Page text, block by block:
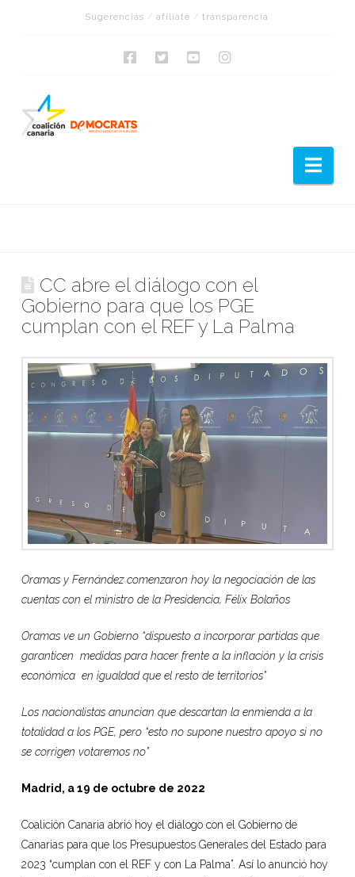
Sugerencias /afíliate /transparencia
CC abre el diálogo con el
Gobierno para que los PGE
cumplan con el REF y La Palma
Oramas y Fernández comenzaron hoy la negociación de las
cuentas con el ministro de la Presidencia, Félix Bolaños
Oramas ve un Gobierno “dispuesto a incorporar partidas que
garanticen medidas para hacer frente a la inflación y la crisis
económica en igualdad que el resto de territorios”
Los nacionalistas anuncian que descartan la enmienda a la
totalidad a los PGE, pero “esto no supone nuestro apoyo si no
se corrigen votaremos no”
Madrid, a 19 de octubre de 2022
Coalición Canaria abrió hoy el diálogo con el Gobierno de
Canarias para que los Presupuestos Generales del Estado para
2023 “cumplan con el REF y con La Palma”. Así lo anunció hoy